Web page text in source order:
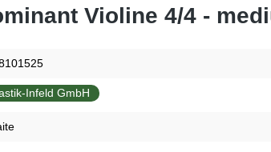
Violine 4/4 -
Infeld GmbH